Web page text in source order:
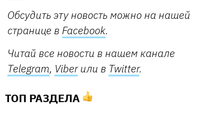
Обсудить эту новость можно на нашей
странице в Facebook.
Читай все новости в нашем канале
Telegram, Viberили в Twitter.
ТОП РАЗДЕЛА